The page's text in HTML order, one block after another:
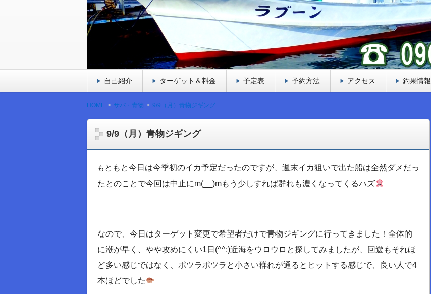
自己紹介 ターゲット＆料金 予定表 予約方法 アクセス 釣果情報
HOME サバ・青物 9/9（月）青物ジギング
9/9（月）青物ジギング
も ともと今日は今季初のイカ予定だったのですが、週末イカ狙いで出た船は全然ダメだっ
たとのことで今回は中止にm(__)mもう少しすれば群れも濃くなってくるハズ
なので、今日はターゲット変更で希望者だけで青物ジギングに行ってきました！全体的
に潮が早く、やや攻めにくい1日(^^;)近海をウロウロと探してみましたが、回遊もそれほ
ど多い感じではなく、ポツラポツラと小さい群れが通るとヒットする感じで、良い人で4
本ほどでした